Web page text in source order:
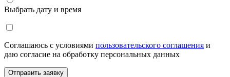
Выбрать дату и время
Соглашаюсь с условиями пользовательского соглашения и
даю согласие на обработку персональных данных
Отправить заявку